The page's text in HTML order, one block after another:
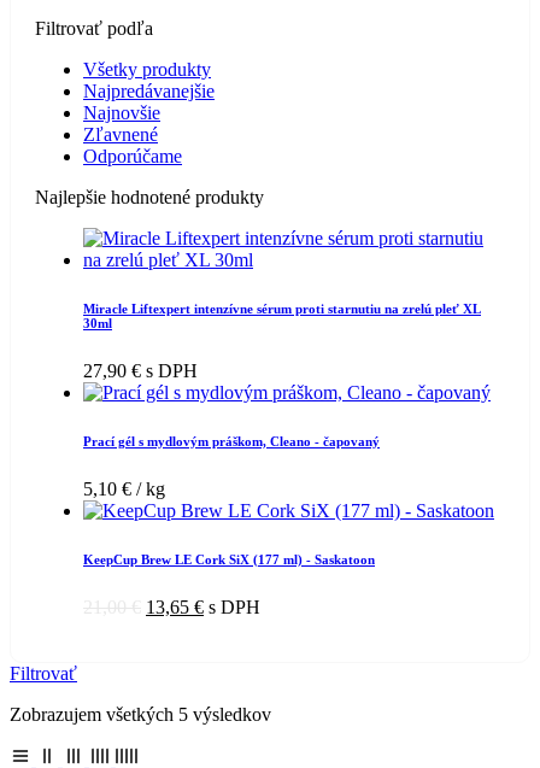
Filtrovať podľa
Všetky produkty
Najpredávanejšie
Najnovšie
Zľavnené
Odporúčame
Najlepšie hodnotené produkty
Miracle Liftexpert intenzívne sérum proti starnutiu na zrelú pleť XL
30ml
27,90 € s DPH
Prací gél s mydlovým práškom, Cleano - čapovaný
5,10 € / kg
KeepCup Brew LE Cork SiX (177 ml) - Saskatoon
13,65 € s DPH
Filtrovať
Zobrazujem všetkých 5 výsledkov